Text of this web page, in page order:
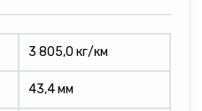
3 805,0 кг/км
43,4 мм